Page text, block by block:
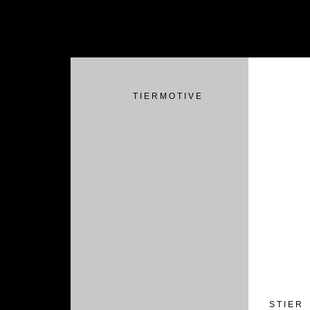
T I E R M O T I V E
S T I E R